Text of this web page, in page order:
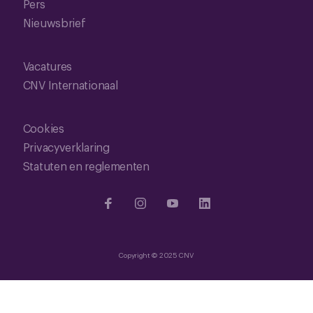
Pers
Nieuwsbrief
Vacatures
CNV Internationaal
Cookies
Privacyverklaring
Statuten en reglementen
Copyright © 2025 CNV